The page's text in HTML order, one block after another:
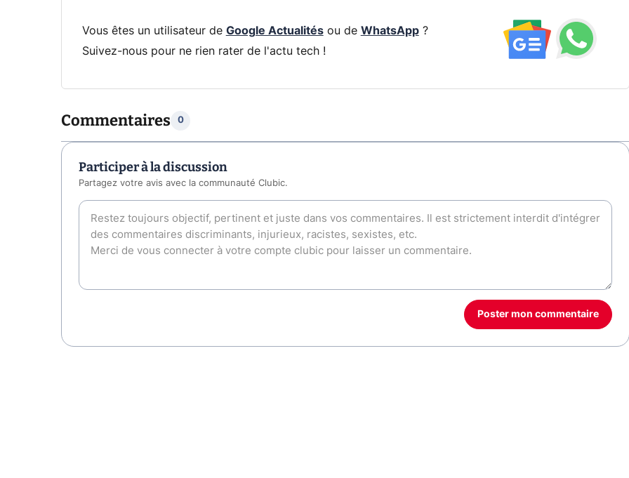
Vous êtes un utilisateur de Google Actualitésou de WhatsApp?
Suivez-nous pour ne rien rater de l'actu tech !
Commentaires 0
Participer à la discussion
Partagez votre avis avec la communauté Clubic.
Poster mon commentaire